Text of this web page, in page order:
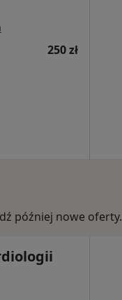
250 zł
później nowe oferty.